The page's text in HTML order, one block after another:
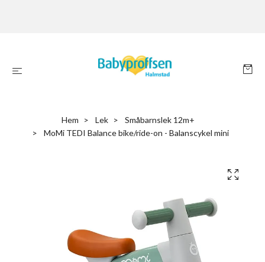
Hem Lek
Småbarnslek 12m+
MoMi TEDI Balance bike/ride-on - Balanscykel mini